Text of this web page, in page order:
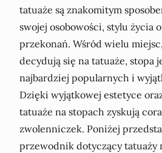
tatuaże są znakomitym
swojej osobowości, stylu życia
przekonań. Wśród wielu
decydują się na tatuaże, stopa
najbardziej popularnych i
Dzięki wyjątkowej estetyce
tatuaże na stopach zyskują
zwolenniczek. Poniżej
przewodnik dotyczący tatuaży